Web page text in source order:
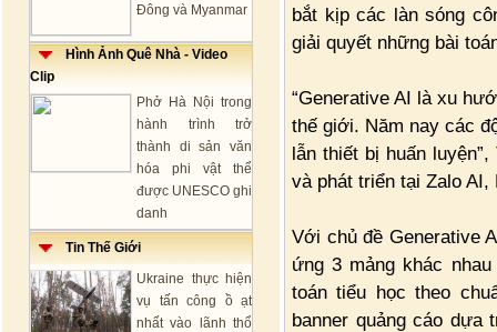
Đông và Myanmar
Hình Ảnh Quê Nhà - Video
Clip
Phở Hà Nội trong
hành trình trở
thành di sản văn
hóa phi vật thể
được UNESCO ghi
danh
Tin Thế Giới
Ukraine thực hiện
vụ tấn công ồ ạt
nhất vào lãnh thổ
bắt kịp các làn sóng
giải quyết những bài
“Generative AI là xu
thế giới. Năm nay các
lẫn thiết bị huấn
và phát triển tại Zalo
Với chủ đề Generative
ứng 3 mảng khác
toán tiểu học theo
banner quảng cáo